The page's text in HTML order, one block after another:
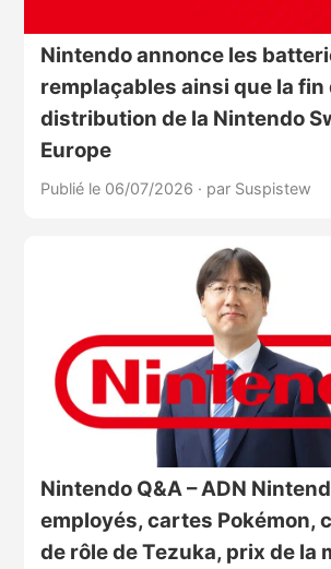
Nintendo annonce les
remplaçables ainsi que la fin
distribution de la Nintendo
Europe
Publié le 06/07/2026 · par Suspistew
Nintendo Q&A – ADN
employés, cartes Pokémon,
de rôle de Tezuka, prix de la